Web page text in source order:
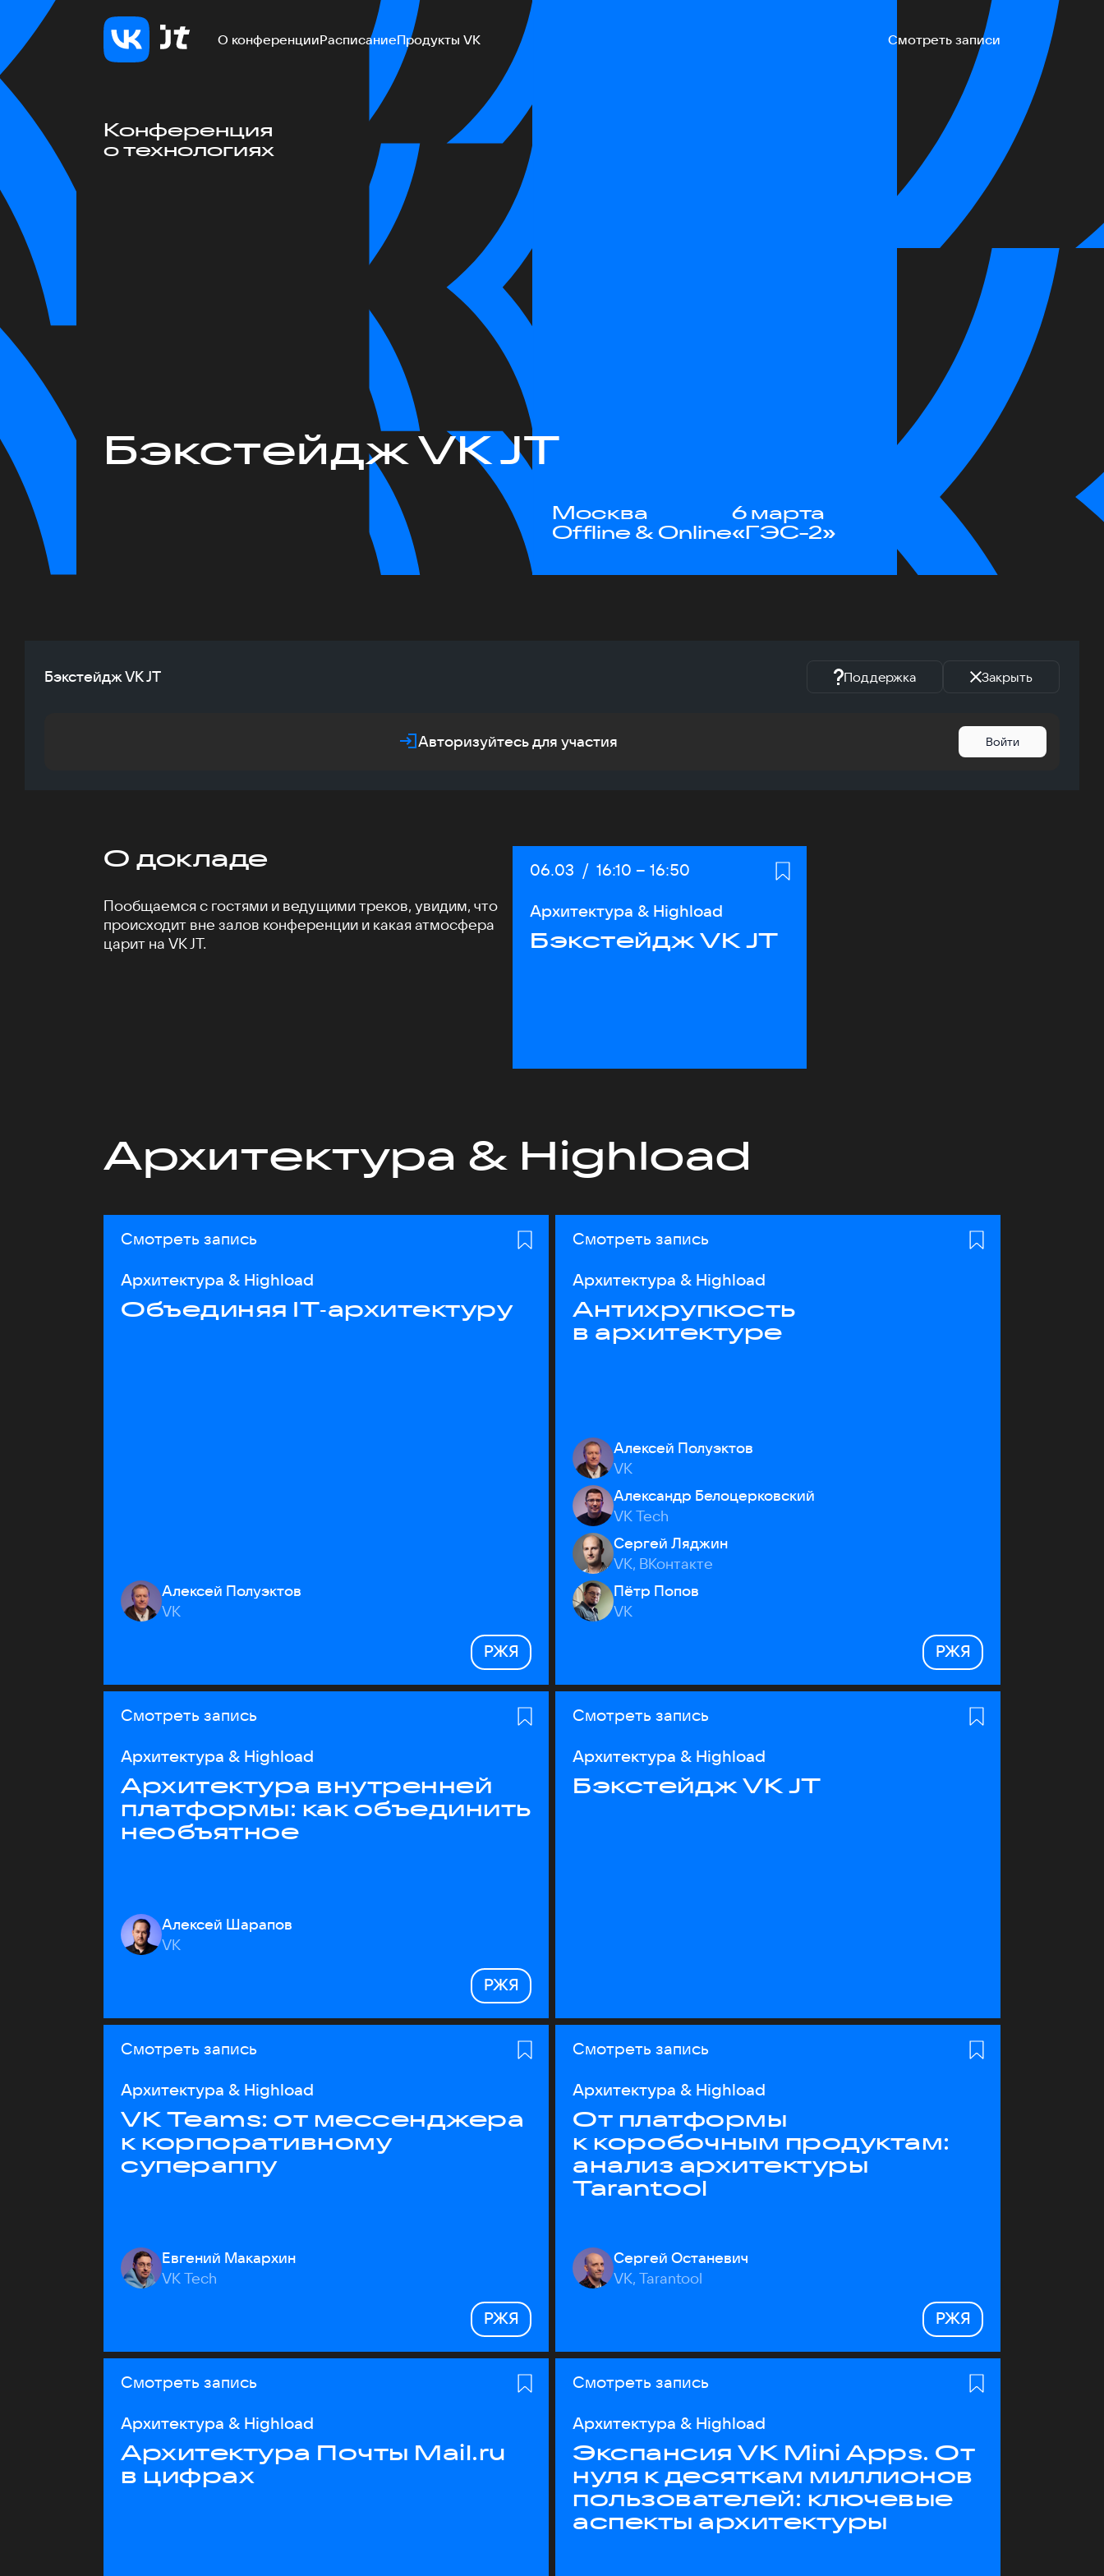
О конференцииРасписаниеПродукты VK Смотреть записи
Конференция
о технологиях
Бэкстейдж VK JT
Москва
Offline & Online
6 марта
«ГЭС-2»
Бэкстейдж VK JT Поддержка Закрыть
Авторизуйтесь для участия Войти
О докладе
Пообщаемся с гостями и ведущими треков, увидим, что
происходит вне залов конференции и какая атмосфера
царит на VK JT.
Дата:
06.03 / Начало:
16:10 – Конец:
16:50
Архитектура & Highload
Бэкстейдж VK JT
Архитектура & Highload
Смотреть запись
Архитектура & Highload
Объединяя IT‑архитектуру
Алексей Полуэктов
VK
РЖЯ
Смотреть запись
Архитектура & Highload
Антихрупкость
в архитектуре
Алексей Полуэктов
VK
Александр Белоцерковский
VK Tech
Сергей Ляджин
VK, ВКонтакте
Пётр Попов
VK
РЖЯ
Смотреть запись
Архитектура & Highload
Архитектура внутренней
платформы: как объединить
необъятное
Алексей Шарапов
VK
РЖЯ
Смотреть запись
Архитектура & Highload
Бэкстейдж VK JT
Смотреть запись
Архитектура & Highload
VK Teams: от мессенджера
к корпоративному
супераппу
Евгений Макархин
VK Tech
РЖЯ
Смотреть запись
Архитектура & Highload
От платформы
к коробочным продуктам:
анализ архитектуры
Tarantool
Сергей Останевич
VK, Tarantool
РЖЯ
Смотреть запись
Архитектура & Highload
Архитектура Почты Mail.ru
в цифрах
Смотреть запись
Архитектура & Highload
Экспансия VK Mini Apps. От
нуля к десяткам миллионов
пользователей: ключевые
аспекты архитектуры